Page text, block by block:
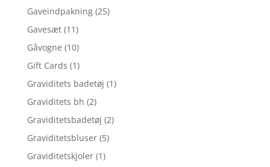
Gaveindpakning (25)
Gavesæt (11)
Gåvogne (10)
Gift Cards (1)
Graviditets badetøj (1)
Graviditets bh (2)
Graviditetsbadetøj (2)
Graviditetsbluser (5)
Graviditetskjoler (1)